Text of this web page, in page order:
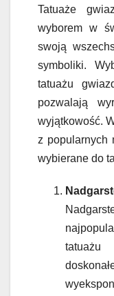
Tatuaże
wyborem w
swoją
symboliki.
tatuażu
pozwalają
wyjątkowość.
z popularnych
wybierane do